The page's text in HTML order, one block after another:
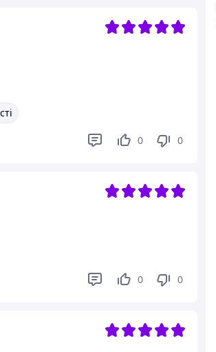
0 0
0 0